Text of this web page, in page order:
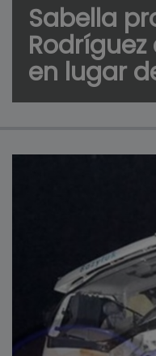
Sabella
en lugar